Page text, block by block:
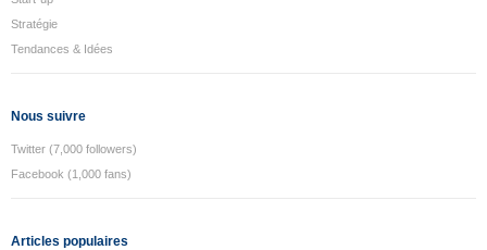
Stratégie
Tendances & Idées
Nous suivre
Twitter (7,000 followers)
Facebook (1,000 fans)
Articles populaires